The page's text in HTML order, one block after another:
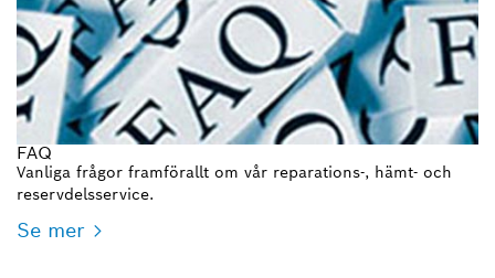
FAQ
Vanliga frågor framförallt om vår reparations-, hämt- och
reservdelsservice.
Se mer